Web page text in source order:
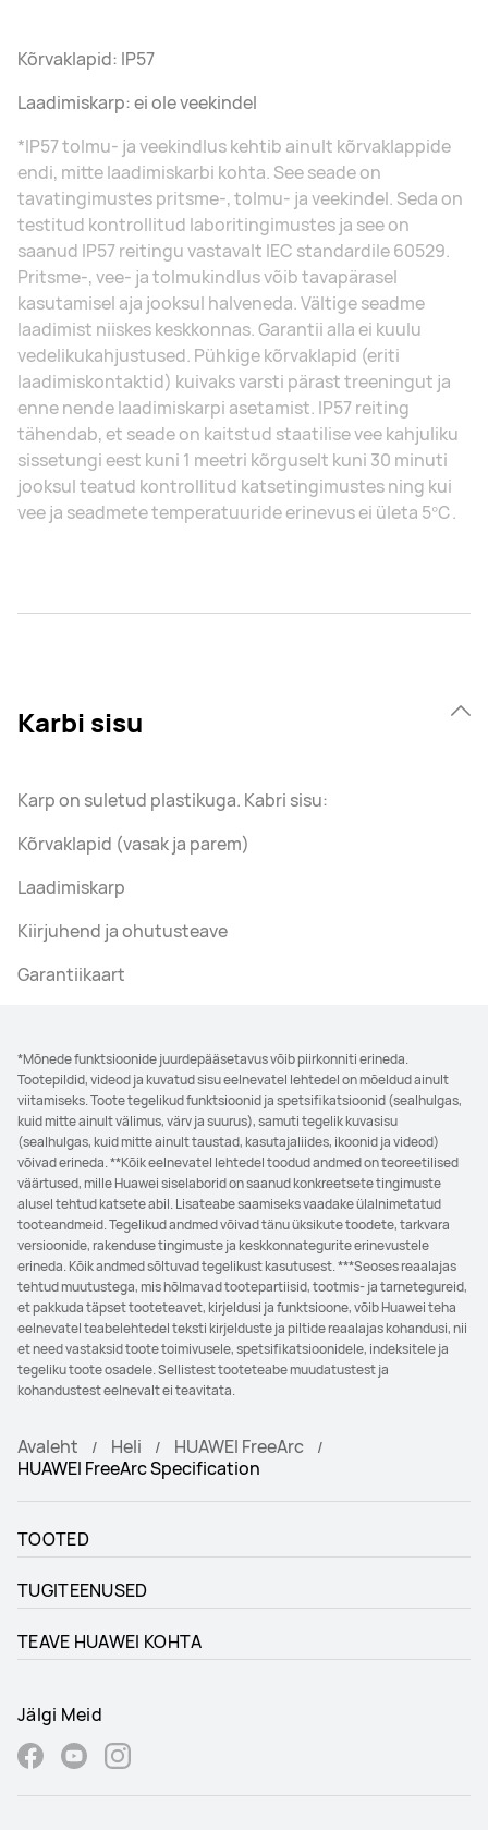
Kõrvaklapid: IP57
Laadimiskarp: ei ole veekindel
*IP57 tolmu- ja veekindlus kehtib ainult kõrvaklappide
endi, mitte laadimiskarbi kohta. See seade on
tavatingimustes pritsme-, tolmu- ja veekindel. Seda on
testitud kontrollitud laboritingimustes ja see on
saanud IP57 reitingu vastavalt IEC standardile 60529.
Pritsme-, vee- ja tolmukindlus võib tavapärasel
kasutamisel aja jooksul halveneda. Vältige seadme
laadimist niiskes keskkonnas. Garantii alla ei kuulu
vedelikukahjustused. Pühkige kõrvaklapid (eriti
laadimiskontaktid) kuivaks varsti pärast treeningut ja
enne nende laadimiskarpi asetamist. IP57 reiting
tähendab, et seade on kaitstud staatilise vee kahjuliku
sissetungi eest kuni 1 meetri kõrguselt kuni 30 minuti
jooksul teatud kontrollitud katsetingimustes ning kui
vee ja seadmete temperatuuride erinevus ei ületa 5℃.
Karbi sisu
Karp on suletud plastikuga. Kabri sisu:
Kõrvaklapid (vasak ja parem)
Laadimiskarp
Kiirjuhend ja ohutusteave
Garantiikaart
*Mõnede funktsioonide juurdepääsetavus võib piirkonniti erineda.
Tootepildid, videod ja kuvatud sisu eelnevatel lehtedel on mõeldud ainult
viitamiseks. Toote tegelikud funktsioonid ja spetsifikatsioonid (sealhulgas,
kuid mitte ainult välimus, värv ja suurus), samuti tegelik kuvasisu
(sealhulgas, kuid mitte ainult taustad, kasutajaliides, ikoonid ja videod)
võivad erineda. **Kõik eelnevatel lehtedel toodud andmed on teoreetilised
väärtused, mille Huawei siselaborid on saanud konkreetsete tingimuste
alusel tehtud katsete abil. Lisateabe saamiseks vaadake ülalnimetatud
tooteandmeid. Tegelikud andmed võivad tänu üksikute toodete, tarkvara
versioonide, rakenduse tingimuste ja keskkonnategurite erinevustele
erineda. Kõik andmed sõltuvad tegelikust kasutusest. ***Seoses reaalajas
tehtud muutustega, mis hõlmavad tootepartiisid, tootmis- ja tarnetegureid,
et pakkuda täpset tooteteavet, kirjeldusi ja funktsioone, võib Huawei teha
eelnevatel teabelehtedel teksti kirjelduste ja piltide reaalajas kohandusi, nii
et need vastaksid toote toimivusele, spetsifikatsioonidele, indeksitele ja
tegeliku toote osadele. Sellistest tooteteabe muudatustest ja
kohandustest eelnevalt ei teavitata.
Avaleht Heli
HUAWEI FreeArc
HUAWEI FreeArc Specification
TOOTED
TUGITEENUSED
TEAVE HUAWEI KOHTA
Jälgi Meid